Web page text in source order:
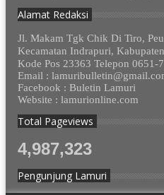
Alamat Redaksi
Jl. Makam Tgk Chik Di Tiro,
Kecamatan Indrapuri,
Kode Pos 23363 Telepon 0651-
Email :
Facebook : Buletin Lamuri
Website : lamurionline.com
Total Pageviews
4,987,323
Pengunjung Lamuri